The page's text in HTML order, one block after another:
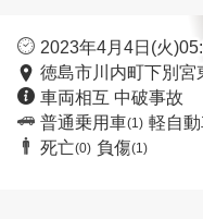
2023年4月4日(火
徳島市川内町下別宮
車両相互 中破事故
普通乗用車(1) 軽自
死亡(0) 負傷(1)